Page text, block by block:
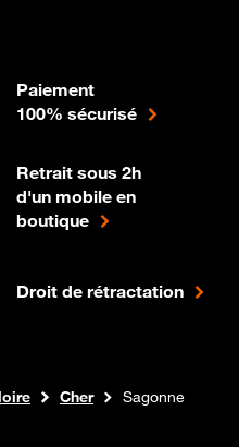
Paiement
100% sécurisé
Retrait sous 2h
d'un mobile en
boutique
Droit de rétractation
Cher Sagonne